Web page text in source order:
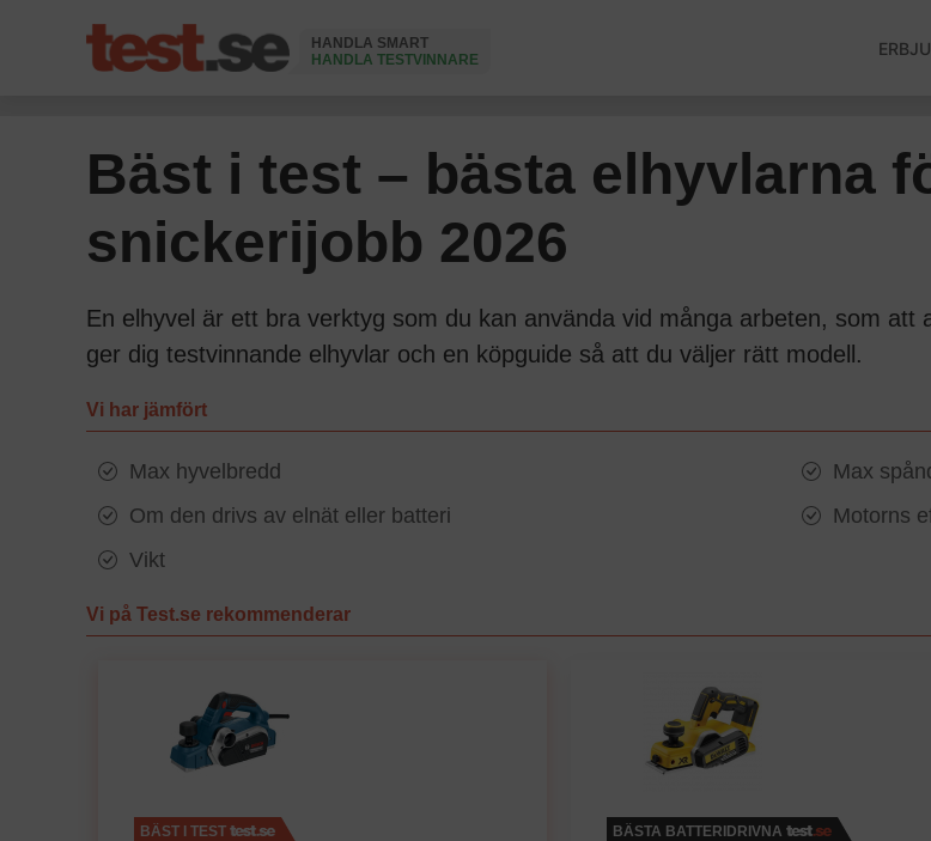
HANDLA SMART
HANDLA TESTVINNARE
Bäst i test – bästa elhyvlarna
snickerijobb 2026
En elhyvel är ett bra verktyg som du kan använda vid många arbeten, som
ger dig testvinnande elhyvlar och en köpguide så att du väljer rätt modell.
Vi har jämfört
Max hyvelbredd
Max
Om den drivs av elnät eller batteri
Motorns
Vikt
Vi på Test.se rekommenderar
BÄST I TEST BÄSTA BATTERIDRIVNA